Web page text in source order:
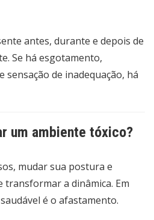
antes, durante e depois de
Se há esgotamento,
sensação de inadequação, há
um ambiente tóxico?
mudar sua postura e
transformar a dinâmica. Em
é o afastamento.